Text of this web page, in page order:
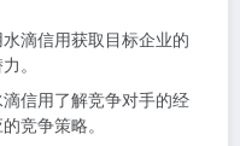
滴信用获取目标企业的
。
信用了解竞争对手的经
竞争策略。